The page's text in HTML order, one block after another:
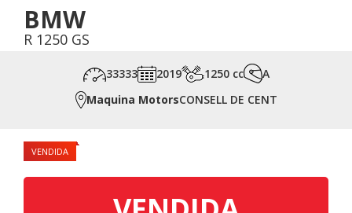
BMW
R 1250 GS
33333 2019 1250 cc
A
Maquina MotorsCONSELL DE CENT
VENDIDA